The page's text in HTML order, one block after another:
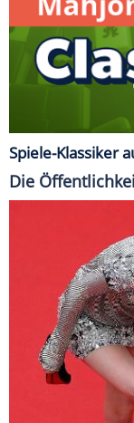
Spiele-Klassiker
Die